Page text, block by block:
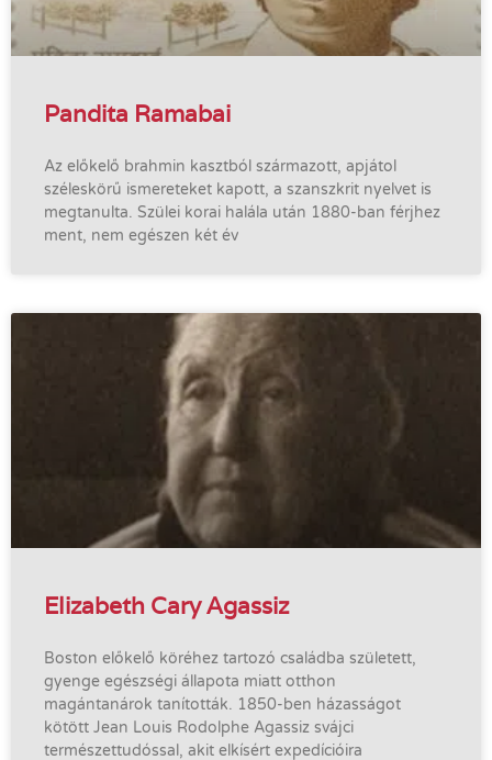
Pandita Ramabai
Az előkelő brahmin kasztból származott, apjátol
széleskörű ismereteket kapott, a szanszkrit nyelvet is
megtanulta. Szülei korai halála után 1880-ban férjhez
ment, nem egészen két év
Elizabeth Cary Agassiz
Boston előkelő köréhez tartozó családba született,
gyenge egészségi állapota miatt otthon
magántanárok tanították. 1850-ben házasságot
kötött Jean Louis Rodolphe Agassiz svájci
természettudóssal, akit elkísért expedícióira